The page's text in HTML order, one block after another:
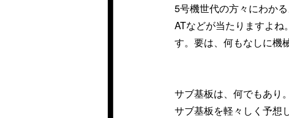
5号機世代の方々にわか
ATなどが当たりますよ
す。要は、何もなしに機
サブ基板は、何でもあり
サブ基板を軽々しく予想